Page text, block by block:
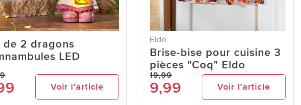
de 2 dragons
LED
Voir l’article
Eldo
Brise-bise pour cuisine 3
pièces "Coq" Eldo
19,99
9,99 Voir l’article